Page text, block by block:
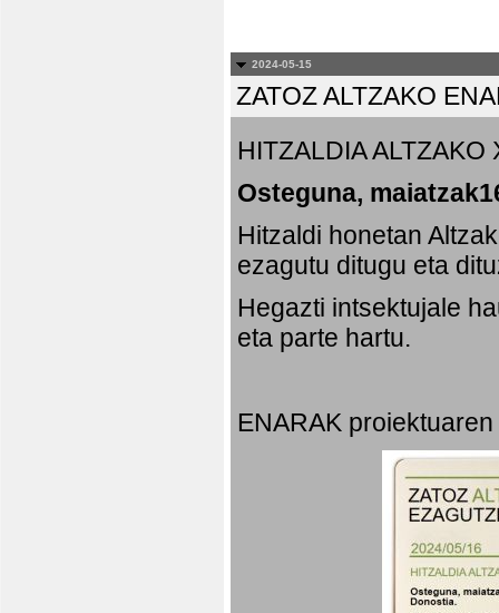
2024-05-15
ZATOZ ALTZAKO
HITZALDIA ALTZAKO
Osteguna,
Hitzaldi honetan
ezagutu ditugu eta
Hegazti intsektujale
eta parte hartu.
ENARAK